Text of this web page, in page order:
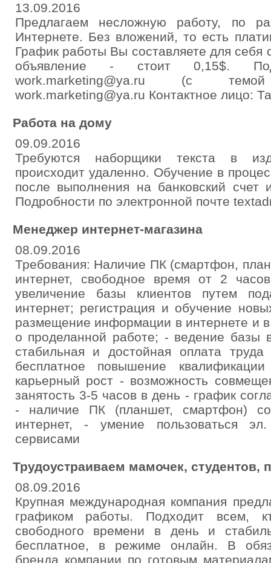
13.09.2016
Предлагаем несложную работу, по
Интернете. Без вложений, то есть
График работы Вы составляете для
объявление - стоит 0,15$.
work.marketing@ya.ru (с
work.marketing@ya.ru Контактное лицо:
Работа на дому
09.09.2016
Требуются наборщики текста в
происходит удаленно. Обучение в
после выполнения на банковский счет
Подробности по электронной почте
Менеджер интернет-магазина
08.09.2016
Требования: Наличие ПК (смартфон,
интернет, свободное время от 2
увеличение базы клиентов путем
интернет; регистрация и обучение
размещение информации в интернете и
о проделанной работе; - ведение базы
стабильная и достойная оплата
бесплатное повышение
карьерный рост - возможность
занятость 3-5 часов в день - график
- наличие ПК (планшет, смартфон)
интернет, - умение пользоваться
сервисами
Трудоустраиваем мамочек, студентов,
08.09.2016
Крупная международная компания
графиком работы. Подходит всем,
свободного времени в день и
бесплатное, в режиме онлайн. В
бренда компании по готовым